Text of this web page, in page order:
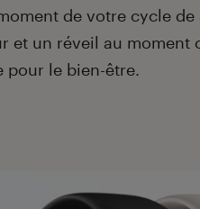
de votre cycle
et un réveil au
pour le bien-être.